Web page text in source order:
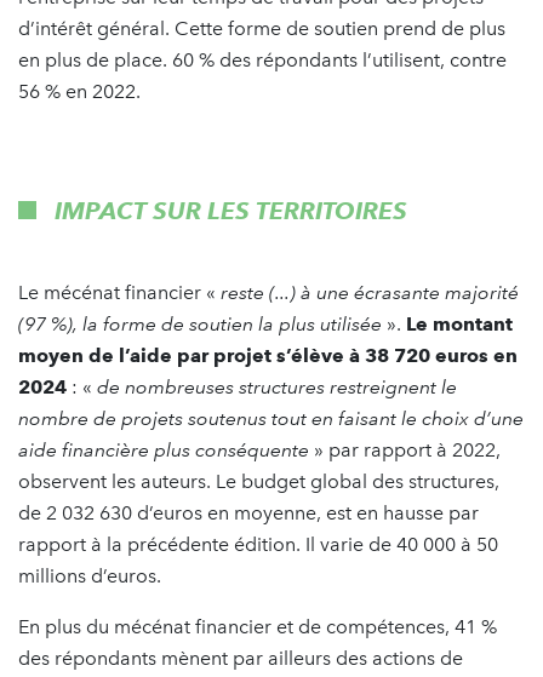
d’intérêt général. Cette forme de soutien prend de plus
en plus de place. 60 % des répondants l’utilisent, contre
56 % en 2022.
IMPACT SUR LES TERRITOIRES
Le mécénat financier « reste (...) à une écrasante majorité
(97 %), la forme de soutien la plus utilisée ». Le montant
moyen de l’aide par projet s’élève à 38 720 euros en
2024 : « de nombreuses structures restreignent le
nombre de projets soutenus tout en faisant le choix d’une
aide financière plus conséquente » par rapport à 2022,
observent les auteurs. Le budget global des structures,
de 2 032 630 d’euros en moyenne, est en hausse par
rapport à la précédente édition. Il varie de 40 000 à 50
millions d’euros.
En plus du mécénat financier et de compétences, 41 %
des répondants mènent par ailleurs des actions de